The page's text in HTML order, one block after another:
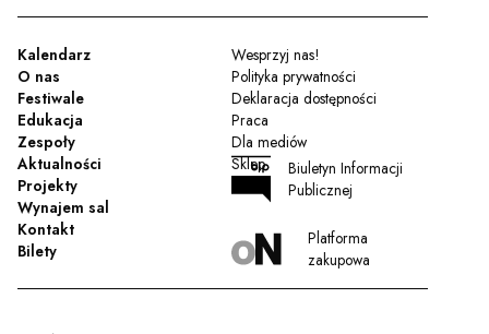
Kalendarz
O nas
Festiwale
Edukacja
Zespoły
Aktualności
Projekty
Wynajem sal
Kontakt
Bilety
Wesprzyj nas!
Polityka prywatności
Deklaracja dostępności
Praca
Dla mediów
Sklep
Biuletyn Informacji
Publicznej
Platforma
zakupowa